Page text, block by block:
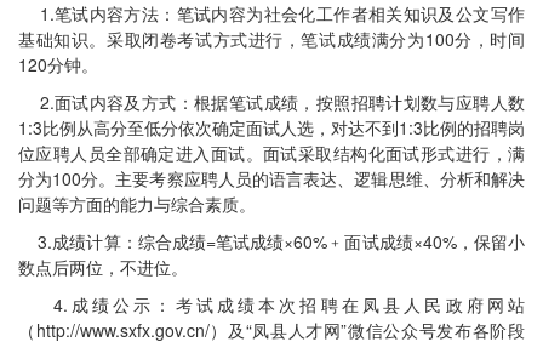
1.笔试内容方法：笔试内容为社会化工作者相关知识及公文写作
基础知识。采取闭卷考试方式进行，笔试成绩满分为100分，时间
120分钟。
2.面试内容及方式：根据笔试成绩，按照招聘计划数与应聘人数
1:3比例从高分至低分依次确定面试人选，对达不到1:3比例的招聘岗
位应聘人员全部确定进入面试。面试采取结构化面试形式进行，满
分为100分。主要考察应聘人员的语言表达、逻辑思维、分析和解决
问题等方面的能力与综合素质。
3.成绩计算：综合成绩=笔试成绩×60%﹢面试成绩×40%，保留小
数点后两位，不进位。
4.成绩公示：考试成绩本次招聘在凤县人民政府网站
（http://www.sxfx.gov.cn/）及“凤县人才网”微信公众号发布各阶段